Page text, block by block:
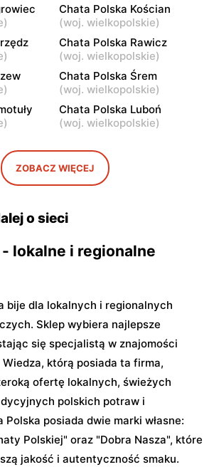
ul.
Pyzdry, ul. Wrąbczynek 1
Chata Polska
Doruchów, ul.
Ostrzeszowska 1
Chata Polska
Wierusza 5
Chata Polska
115
)
Chata Polska Kościan
(woj. wielkopolskie)
)
Chata Polska Rawicz
(woj. wielkopolskie)
)
Chata Polska Śrem
(woj. wielkopolskie)
)
Chata Polska Luboń
(woj. wielkopolskie)
ZOBACZ WIĘCEJ
o sieci
lokalne i regionalne
bije dla lokalnych i regionalnych
Sklep wybiera najlepsze
się specjalistą w znajomości
którą posiada ta firma,
ofertę lokalnych, świeżych
polskich potraw i
Polska posiada dwie marki własne:
Polskiej" oraz "Dobra Nasza", które
jakość i autentyczność smaku.